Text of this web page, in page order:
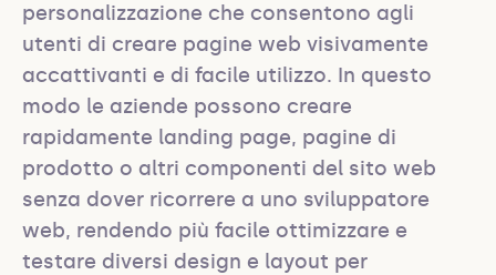
personalizzazione che consentono agli
utenti di creare pagine web visivamente
accattivanti e di facile utilizzo. In questo
modo le aziende possono creare
rapidamente landing page, pagine di
prodotto o altri componenti del sito web
senza dover ricorrere a uno sviluppatore
web, rendendo più facile ottimizzare e
testare diversi design e layout per